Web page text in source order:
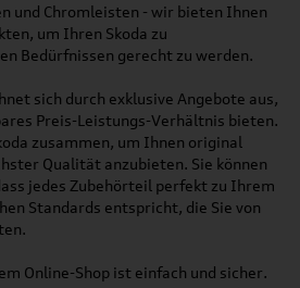
und Chromleisten - wir bieten Ihnen
um Ihren Skoda zu
Bedürfnissen gerecht zu werden.
sich durch exklusive Angebote aus,
Preis-Leistungs-Verhältnis bieten.
zusammen, um Ihnen original
Qualität anzubieten. Sie können
jedes Zubehörteil perfekt zu Ihrem
Standards entspricht, die Sie von
Online-Shop ist einfach und sicher.